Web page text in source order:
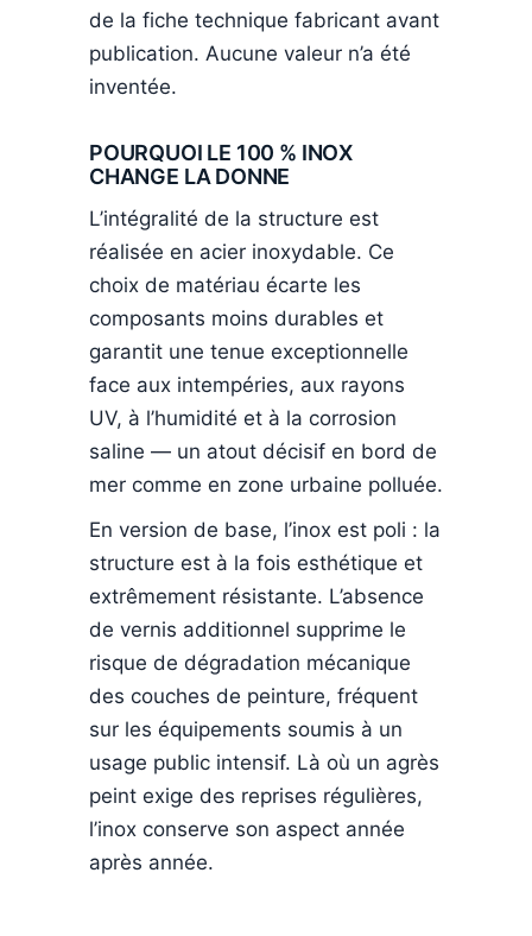
de la fiche technique fabricant avant
publication. Aucune valeur n’a été
inventée.
POURQUOI LE 100 % INOX
CHANGE LA DONNE
L’intégralité de la structure est
réalisée en acier inoxydable. Ce
choix de matériau écarte les
composants moins durables et
garantit une tenue exceptionnelle
face aux intempéries, aux rayons
UV, à l’humidité et à la corrosion
saline — un atout décisif en bord de
mer comme en zone urbaine polluée.
En version de base, l’inox est poli : la
structure est à la fois esthétique et
extrêmement résistante. L’absence
de vernis additionnel supprime le
risque de dégradation mécanique
des couches de peinture, fréquent
sur les équipements soumis à un
usage public intensif. Là où un agrès
peint exige des reprises régulières,
l’inox conserve son aspect année
après année.